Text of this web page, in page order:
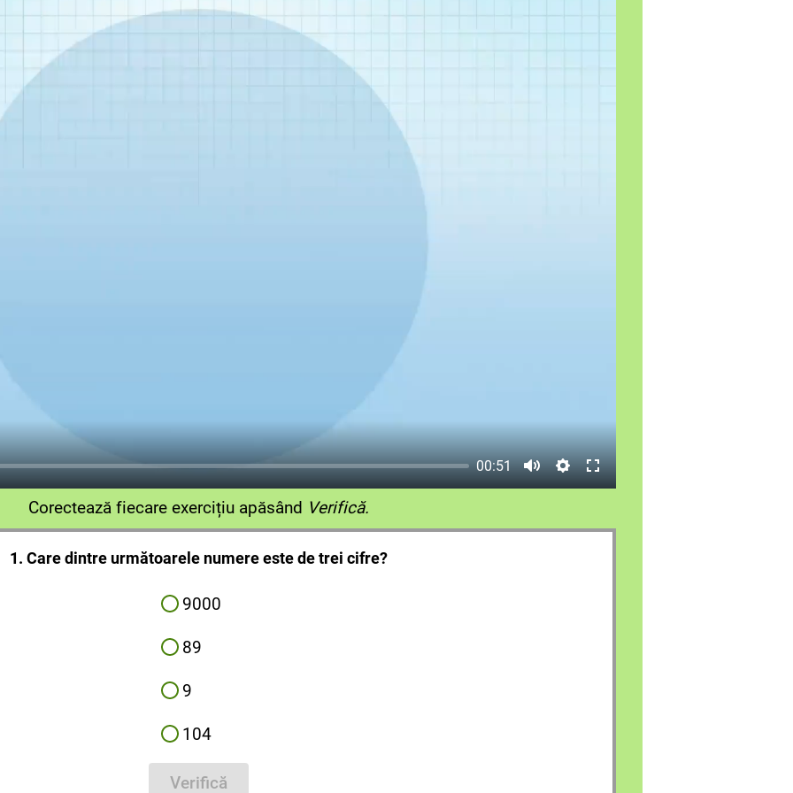
00:51
Corectează fiecare exercițiu apăsând Verifică.
1. Care dintre următoarele numere este de trei cifre?
9000
89
9
104
Verifică